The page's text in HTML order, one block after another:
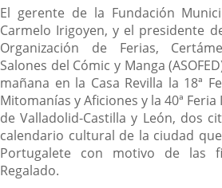
Descripción
El gerente de la Fundación
Carmelo Irigoyen, y el presidente
Organización de Ferias,
Salones del Cómic y Manga
mañana en la Casa Revilla la 18ª
Mitomanías y Aficiones y la 40ª
de Valladolid-Castilla y León, dos
calendario cultural de la ciudad
Portugalete con motivo de las
Regalado.